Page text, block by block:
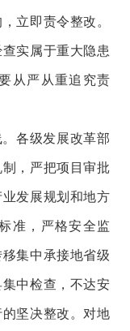
立即责令整改。
实属于重大隐患
从严从重追究责
各级发展改革部
，严把项目审批
发展规划和地方
准，严格安全监
集中承接地省级
中检查，不达安
坚决整改。对地